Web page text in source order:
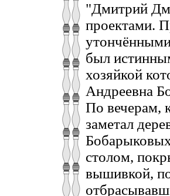
"Дмитрий
проектами.
был
хозяйкой
Андреевна
По вечерам,
заметал
столом,
вышивкой,